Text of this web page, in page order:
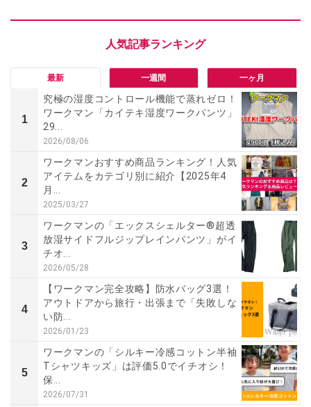
最新 一週間 一ヶ月
1
究極の湿度コントロール機能で蒸れゼロ！
ワークマン「カイテキ湿度ワークパンツ」
29...
2026/08/06
2
ワークマンおすすめ商品ランキング！人気
アイテムをカテゴリ別に紹介【2025年4
月...
2025/03/27
3
ワークマンの「エックスシェルター®超透
放湿サイドフルジップレインパンツ」がイ
チオ...
2026/05/28
4
【ワークマン完全攻略】防水バッグ3選！
アウトドアから旅行・出張まで「失敗しな
い防...
2026/01/23
5
ワークマンの「シルキー冷感コットン半袖
Tシャツキッズ」は評価5.0でイチオシ！
保...
2026/07/31